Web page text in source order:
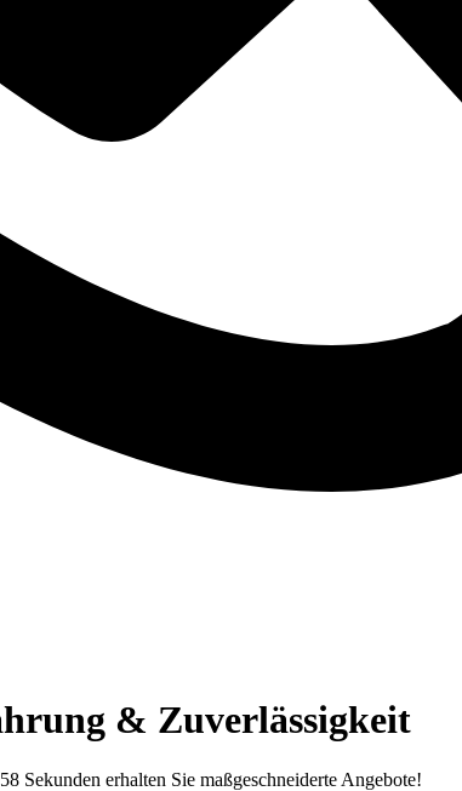
& Zuverlässigkeit
Sekunden erhalten Sie maßgeschneiderte Angebote!